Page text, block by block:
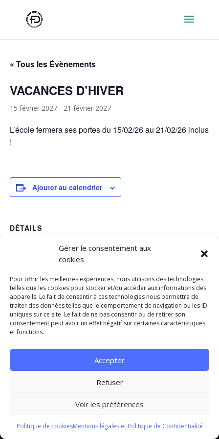
Gérer le consentement aux
cookies
Pour offrir les meilleures expériences, nous utilisons des technologies
telles que les cookies pour stocker et/ou accéder aux informations des
appareils. Le fait de consentir à ces technologies nous permettra de
traiter des données telles que le comportement de navigation ou les ID
uniques sur ce site. Le fait de ne pas consentir ou de retirer son
consentement peut avoir un effet négatif sur certaines caractéristiques
et fonctions.
Accepter
Refuser
Voir les préférences
Politique de cookiesMentions légales et Politique de Confidentialité
« Tous les Évènements
VACANCES D’HIVER
15 février 2027 - 21 février 2027
L’école fermera ses portes du 15/02/26 au 21/02/26 inclus
!
Ajouter au calendrier
DÉTAILS
21 février 2027
Catégorie d’Évènement:
Fermetures
Communication